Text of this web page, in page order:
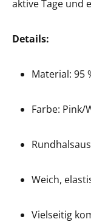
aktive Tage und
Details:
Material: 95
Farbe: Pink/
Weich,
Vielseitig